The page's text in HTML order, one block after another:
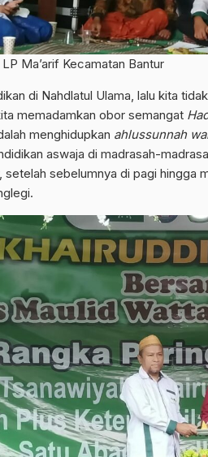
Ma’arif Kecamatan Bantur
di Nahdlatul Ulama, lalu kita
memadamkan obor semangat
menghidupkan ahlussunnah
aswaja di madrasah-
setelah sebelumnya di pagi hingga